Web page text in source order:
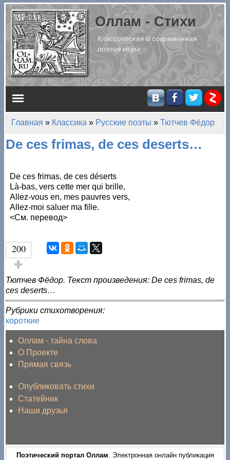
Перейти к основному содержанию
Оллам - Стихи
Классическая и современная
поэзия мира
Главное меню
Вы здесь
Главная » Классика » Русские поэты » Тютчев Фёдор
De ces frimas, de ces deserts…
De ces frimas, de ces déserts
Là-bas, vers cette mer qui brille,
Allez-vous en, mes pauvres vers,
Allez-moi saluer ma fille.
<См. перевод>
200
Голос за!
Тютчев Фёдор. Текст произведения: De ces frimas, de
ces deserts…
Рубрики стихотворения:
короткие
Оллам - тайна слова
О Проекте
Прямая связь
Опубликовать стихи
Статейник
Наши друзья
Поэтический портал Оллам. Электронная онлайн публикация